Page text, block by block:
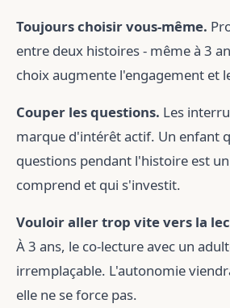
Toujours choisir vous-même.
entre deux histoires - même à 3
choix augmente l'engagement et
Couper les questions. Les
marque d'intérêt actif. Un enfant
questions pendant l'histoire est
comprend et qui s'investit.
Vouloir aller trop vite vers la
À 3 ans, le co-lecture avec un
irremplaçable. L'autonomie
elle ne se force pas.